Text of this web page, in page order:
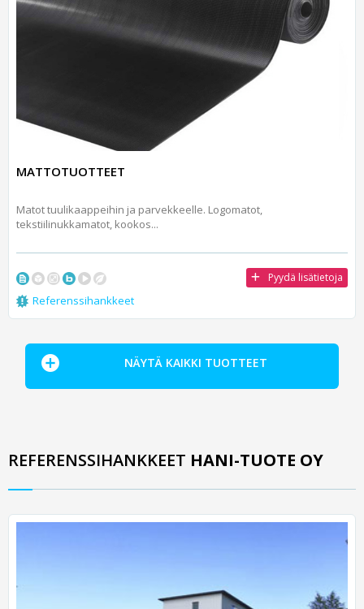
MATTOTUOTTEET
Matot tuulikaappeihin ja parvekkeelle. Logomatot,
tekstiilinukkamatot, kookos...
Pyydä lisätietoja
Referenssihankkeet
NÄYTÄ KAIKKI TUOTTEET
REFERENSSIHANKKEET HANI-TUOTE OY